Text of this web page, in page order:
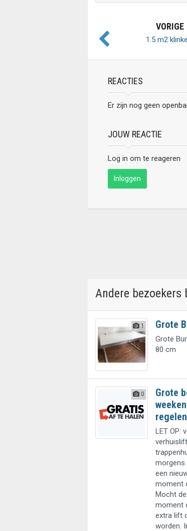
VORIGE
1.5 m2
REACTIES
Er zijn nog geen
JOUW REACTIE
Log in om te reageren
Inloggen
Andere bezoekers
1 Grote
Grote
80 cm
0
Grote
LET OP:
morgens
een
moment
Mocht
moment
extra lift
worden.